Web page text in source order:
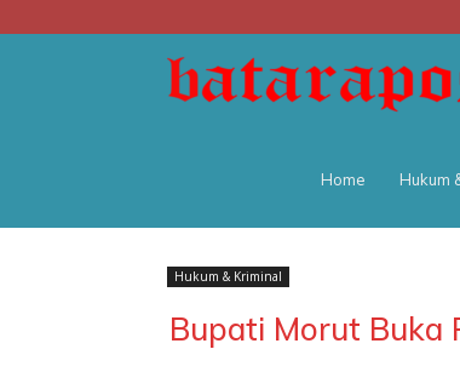
Home Hukum
Hukum & Kriminal
Bupati Morut Buka